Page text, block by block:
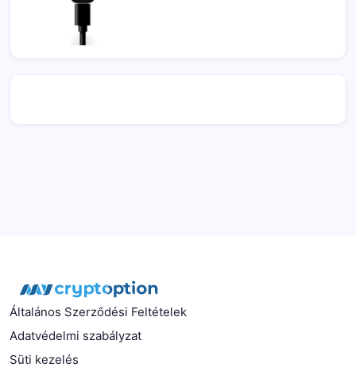
Általános Szerződési Feltételek
Adatvédelmi szabályzat
Süti kezelés